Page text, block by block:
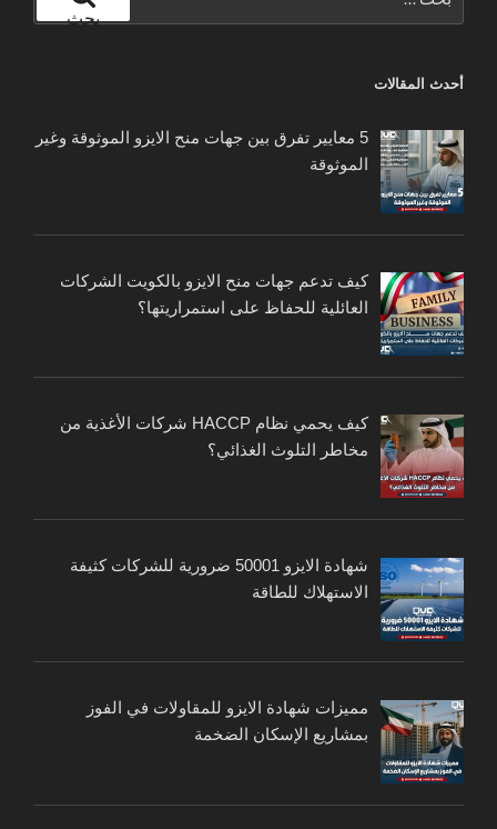
عن:
بحث
أحدث المقالات
5 معايير تفرق بين جهات منح الايزو الموثوقة وغير
الموثوقة
كيف تدعم جهات منح الايزو بالكويت الشركات
العائلية للحفاظ على استمراريتها؟
كيف يحمي نظام HACCP شركات الأغذية من
مخاطر التلوث الغذائي؟
شهادة الايزو 50001 ضرورية للشركات كثيفة
الاستهلاك للطاقة
مميزات شهادة الايزو للمقاولات في الفوز
بمشاريع الإسكان الضخمة